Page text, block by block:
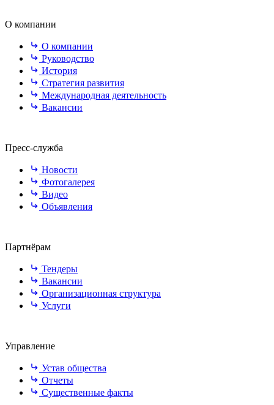
О компании
О компании
Руководство
История
Стратегия развития
Международная деятельность
Вакансии
Пресс-служба
Новости
Фотогалерея
Видео
Объявления
Партнёрам
Тендеры
Вакансии
Организационная структура
Услуги
Управление
Устав общества
Отчеты
Существенные факты